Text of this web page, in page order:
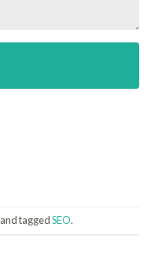
and taggedSEO.